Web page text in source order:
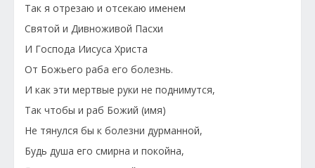
Так я отрезаю и отсекаю именем
Святой и Дивноживой Пасхи
И Господа Иисуса Христа
От Божьего раба его болезнь.
И как эти мертвые руки не поднимутся,
Так чтобы и раб Божий (имя)
Не тянулся бы к болезни дурманной,
Будь душа его смирна и покойна,